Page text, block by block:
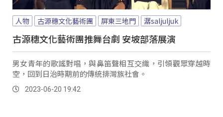
人物 古源穗文化藝術團 屏東三地門 潺saljuljuk
古源穗文化藝術團推舞台劇 安坡部落展演
男女青年的歌謠對唱，與鼻笛聲相互交織，引領觀眾穿越時
空，回到日治時期前的傳統排灣族社會。
2023-06-20 19:42